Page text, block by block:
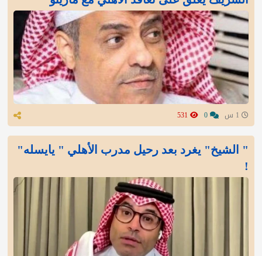
" الشيخ" يغرد بعد رحيل مدرب الأهلي " يايسله"
!